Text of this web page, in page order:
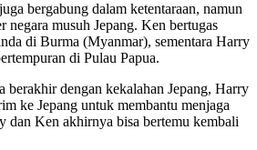
bergabung dalam ketentaraan, namun
negara musuh Jepang. Ken bertugas
di Burma (Myanmar), sementara Harry
di Pulau Papua.
berakhir dengan kekalahan Jepang, Harry
ke Jepang untuk membantu menjaga
dan Ken akhirnya bisa bertemu kembali